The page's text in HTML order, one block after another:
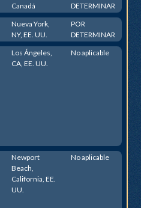
Canadá
DETERMINAR
Nueva York,
NY, EE. UU.
POR
DETERMINAR
Los Ángeles,
CA, EE. UU.
No aplicable
Newport
Beach,
California, EE.
UU.
No aplicable